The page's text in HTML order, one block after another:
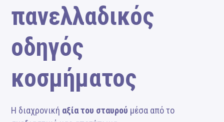
πανελλαδικός
οδηγός
κοσμήματος
Η διαχρονική αξία του σταυρού μέσα από το